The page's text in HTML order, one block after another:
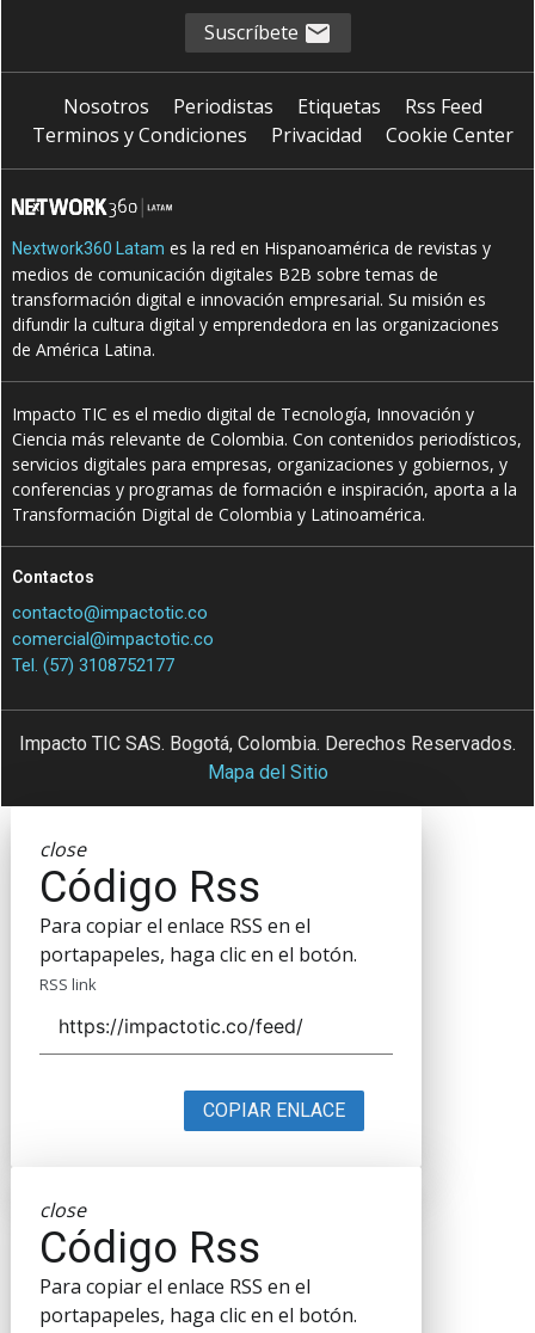
Suscríbete
Nosotros Periodistas Etiquetas
Rss Feed
Terminos y Condiciones
Privacidad Cookie Center
Nextwork360 Latam es la red en Hispanoamérica de revistas y
medios de comunicación digitales B2B sobre temas de
transformación digital e innovación empresarial. Su misión es
difundir la cultura digital y emprendedora en las organizaciones
de América Latina.
Impacto TIC es el medio digital de Tecnología, Innovación y
Ciencia más relevante de Colombia. Con contenidos periodísticos,
servicios digitales para empresas, organizaciones y gobiernos, y
conferencias y programas de formación e inspiración, aporta a la
Transformación Digital de Colombia y Latinoamérica.
Contactos
contacto@impactotic.co
comercial@impactotic.co
Tel. (57) 3108752177
Impacto TIC SAS. Bogotá, Colombia. Derechos Reservados.
Mapa del Sitio
close
Código Rss
Para copiar el enlace RSS en el
portapapeles, haga clic en el botón.
RSS link
COPIAR ENLACE
close
Código Rss
Para copiar el enlace RSS en el
portapapeles, haga clic en el botón.